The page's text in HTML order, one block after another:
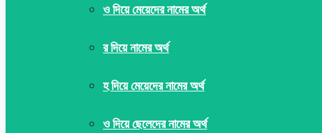
ও দিয়ে মেয়েদের নামের অর্থ
র দিয়ে নামের অর্থ
হ দিয়ে মেয়েদের নামের অর্থ
ও দিয়ে ছেলেদের নামের অর্থ